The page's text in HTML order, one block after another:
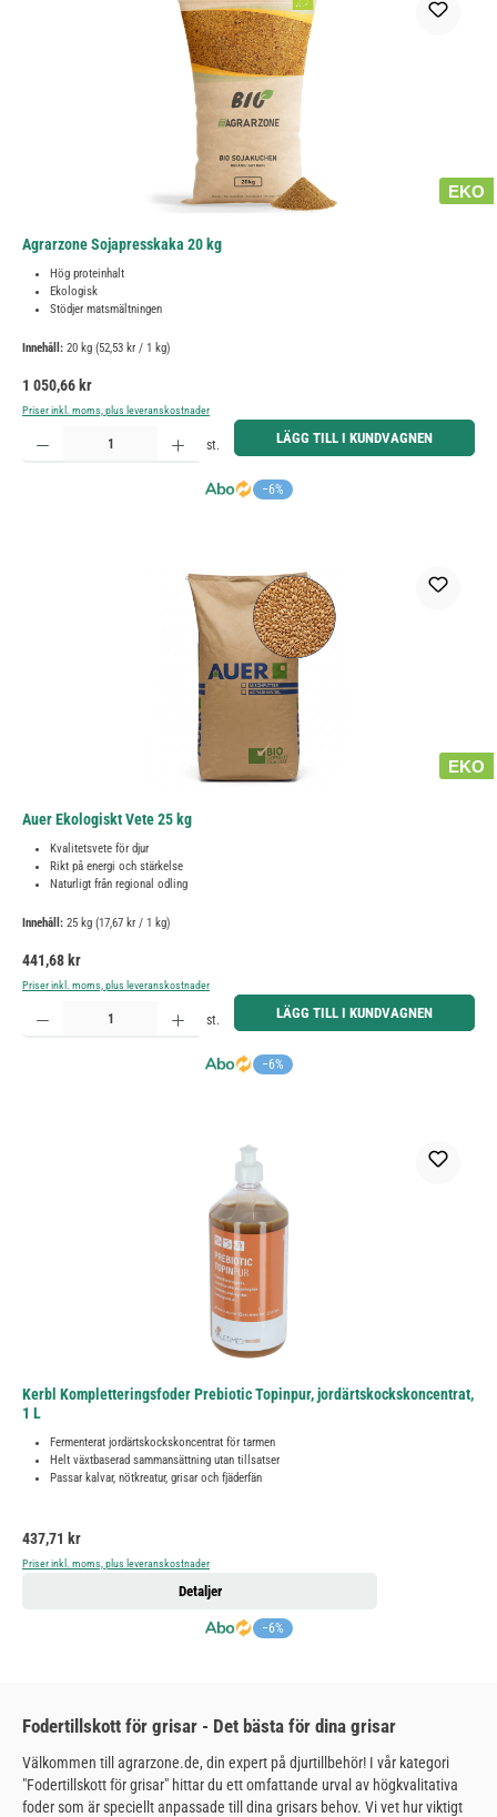
EKO
Agrarzone Sojapresskaka 20 kg
Hög proteinhalt
Ekologisk
Stödjer matsmältningen
Innehåll: 20 kg (52,53 kr / 1 kg)
Ordinarie pris:
1 050,66 kr
Priser inkl. moms, plus leveranskostnader
−6%
Produktkvantitet: Ange önskat belopp eller använd knapparna för att öka eller minska kvantiteten.
st. LÄGG TILL I KUNDVAGNEN
EKO
Auer Ekologiskt Vete 25 kg
Kvalitetsvete för djur
Rikt på energi och stärkelse
Naturligt från regional odling
Innehåll: 25 kg (17,67 kr / 1 kg)
Ordinarie pris:
441,68 kr
Priser inkl. moms, plus leveranskostnader
−6%
Produktkvantitet: Ange önskat belopp eller använd knapparna för att öka eller minska kvantiteten.
st. LÄGG TILL I KUNDVAGNEN
Kerbl Kompletteringsfoder Prebiotic Topinpur, jordärtskockskoncentrat,
1 L
Fermenterat jordärtskockskoncentrat för tarmen
Helt växtbaserad sammansättning utan tillsatser
Passar kalvar, nötkreatur, grisar och fjäderfän
Ordinarie pris:
437,71 kr
Priser inkl. moms, plus leveranskostnader
−6%
Detaljer
Fodertillskott för grisar - Det bästa för dina grisar
Välkommen till agrarzone.de, din expert på djurtillbehör! I vår kategori
"Fodertillskott för grisar" hittar du ett omfattande urval av högkvalitativa
foder som är speciellt anpassade till dina grisars behov. Vi vet hur viktigt